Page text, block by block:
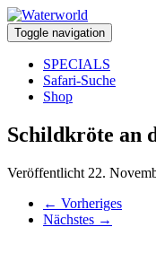
Toggle navigation
SPECIALS
Safari-Suche
Shop
Schildkröte an
Veröffentlicht 22.
← Vorheriges
Nächstes →